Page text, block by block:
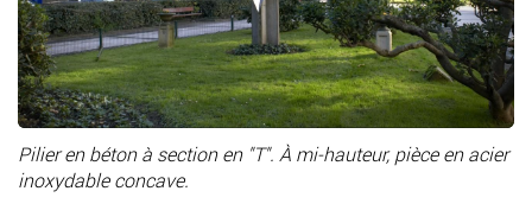
Pilier en béton à section en "T". À mi-hauteur, pièce en acier
inoxydable concave.